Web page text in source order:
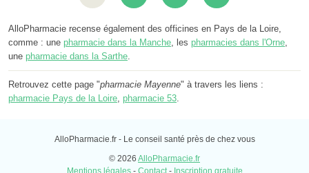
AlloPharmacie recense également des officines en Pays de la Loire,
comme : une pharmacie dans la Manche , les pharmacies dans l'Orne
une pharmacie dans la Sarthe
Retrouvez cette page "pharmacie Mayenne" à travers les liens :
pharmacie Pays de la Loire pharmacie 53
AlloPharmacie.fr - Le conseil santé près de chez vous
© 2026 AlloPharmacie.fr
Mentions légales- Contact- Inscription gratuite